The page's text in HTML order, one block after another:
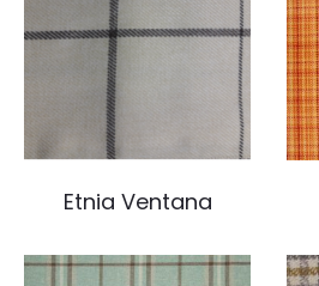
Etnia Ventana